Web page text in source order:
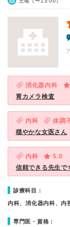
消化器内科
胃カメラ検査
内科 体調
穏やかな女医さん
内科
5.0
信頼できる先生で
診療科目：
内科、消化器内科、内
専門医・資格：